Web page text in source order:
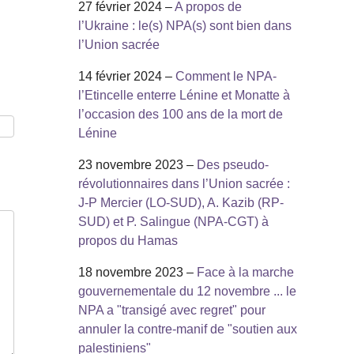
27 février 2024 –A propos de
l’Ukraine : le(s) NPA(s) sont bien dans
l’Union sacrée
14 février 2024 – Comment le NPA-
l’Etincelle enterre Lénine et Monatte à
l’occasion des 100 ans de la mort de
Lénine
23 novembre 2023 – Des pseudo-
révolutionnaires dans l’Union sacrée :
J-P Mercier (LO-SUD), A. Kazib (RP-
SUD) et P. Salingue (NPA-CGT) à
propos du Hamas
18 novembre 2023 – Face à la marche
gouvernementale du 12 novembre ... le
NPA a "transigé avec regret" pour
annuler la contre-manif de "soutien aux
palestiniens"